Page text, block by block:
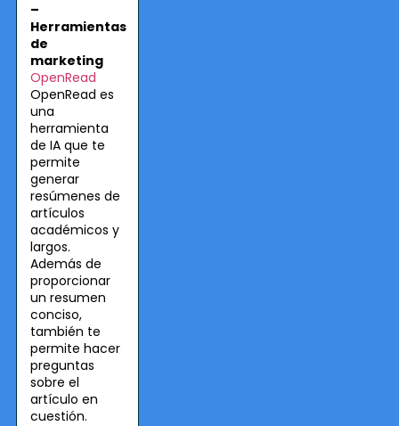
–
Herramientas
de
marketing
OpenRead
OpenRead es
una
herramienta
de IA que te
permite
generar
resúmenes de
artículos
académicos y
largos.
Además de
proporcionar
un resumen
conciso,
también te
permite hacer
preguntas
sobre el
artículo en
cuestión.